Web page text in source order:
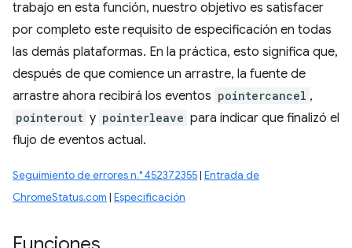
trabajo en esta función, nuestro objetivo es satisfacer
por completo este requisito de especificación en todas
las demás plataformas. En la práctica, esto significa que,
después de que comience un arrastre, la fuente de
arrastre ahora recibirá los eventos pointercancel ,
pointerout y pointerleave para indicar que finalizó el
flujo de eventos actual.
Seguimiento de errores n.° 452372355| Entrada de
ChromeStatus.com | Especificación